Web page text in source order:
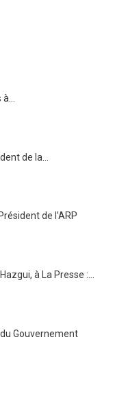
de la…
de l’ARP
à La Presse :…
Gouvernement